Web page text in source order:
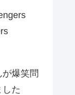
が爆笑問
た